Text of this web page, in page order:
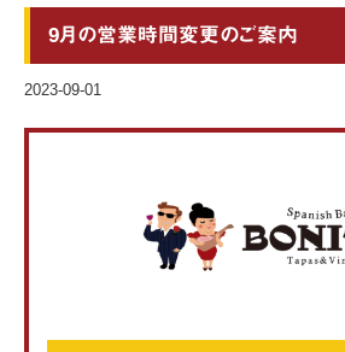
9月の営業時間変更のご案内
2023-09-01